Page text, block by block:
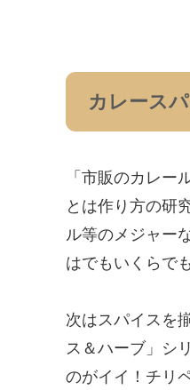
カレース
「市販のカレ
とは作り方の研
ル等のメジャー
はでもいくらで
次はスパイスを
ス＆ハーブ」シ
のがイイ！チリ